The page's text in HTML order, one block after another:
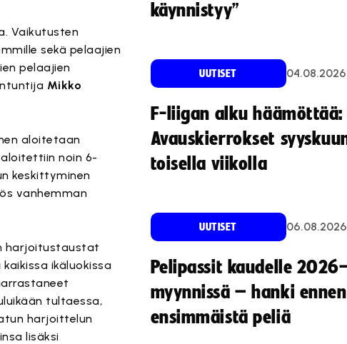
Vaikutusten
sekä pelaajien
pelaajien
Mikko
aloitetaan
noin 6-
keskittyminen
vanhemman
harjoitustaustat
ikäluokissa
tultaessa,
harjoittelun
lisäksi
käynnistyy”
UUTISET 04.08.2026
F-liigan alku häämöttää:
Avauskierrokset
toisella viikolla
UUTISET 06.08.2026
Pelipassit kaudelle
myynnissä – hanki ennen
ensimmäistä peliä